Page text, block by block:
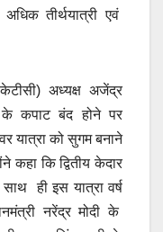
तीर्थयात्री एवं
अध्यक्ष अजेंद्र
कपाट बंद होने पर
यात्रा को सुगम बनाने
कहा कि द्वितीय केदार
ही इस यात्रा वर्ष
नरेंद्र मोदी के